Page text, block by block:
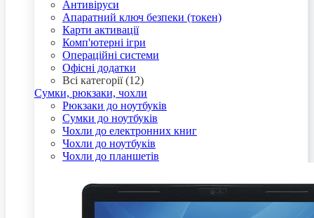
Антивіруси
Апаратний ключ безпеки (токен)
Карти активації
Комп'ютерні ігри
Операційні системи
Офісні додатки
Всі категорії (12)
Сумки, рюкзаки, чохли
Рюкзаки до ноутбуків
Сумки до ноутбуків
Чохли до електронних книг
Чохли до ноутбуків
Чохли до планшетів